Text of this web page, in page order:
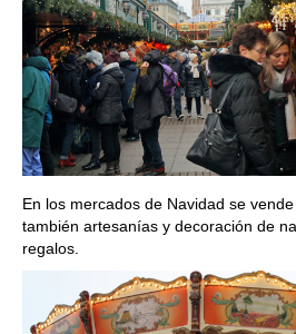
En los mercados de Navidad se
también artesanías y decoración de
regalos.